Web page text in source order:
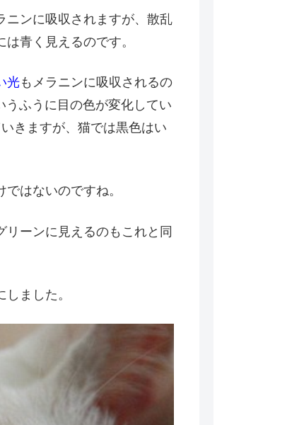
ニンに吸収されますが、散乱
青く見えるのです。
光もメラニンに吸収されるの
うふうに目の色が変化してい
きますが、猫では黒色はい
はないのですね。
ーンに見えるのもこれと同
ました。